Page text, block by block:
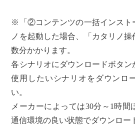
※「②コンテンツの一括インスト
ノを起動した場合、「カタリノ
数分かかります。
各シナリオにダウンロードボタン
使用したいシナリオをダウンロ
い。
メーカーによっては30分～1時間
通信環境の良い状態でダウンロー